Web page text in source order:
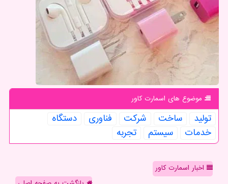
موضوع های اسمارت كاور
تولید ساخت شركت فناوری
دستگاه
خدمات
سیستم تجربه
اخبار اسمارت کاور